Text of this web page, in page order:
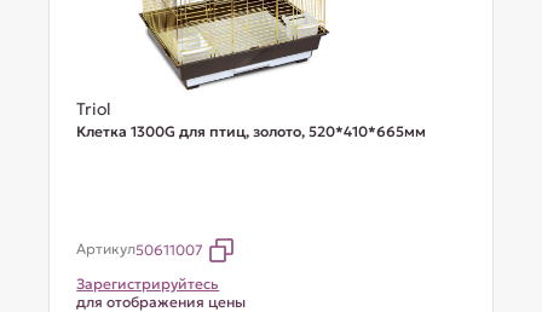
Triol
Клетка 1300G для птиц, золото, 520*410*665мм
Артикул50611007
Зарегистрируйтесь
для отображения цены